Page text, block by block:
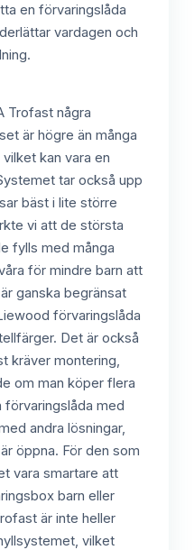
en förvaringslåda
vardagen och
Trofast några
är högre än många
kan vara en
tar också upp
bäst i lite större
vi att de största
fylls med många
för mindre barn att
ganska begränsat
förvaringslåda
Det är också
kräver montering,
om man köper flera
förvaringslåda med
andra lösningar,
öppna. För den som
vara smartare att
barn eller
är inte heller
vilket